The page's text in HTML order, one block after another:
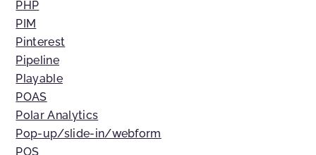
PHP
PIM
Pinterest
Pipeline
Playable
POAS
Polar Analytics
Pop-up/slide-in/webform
POS